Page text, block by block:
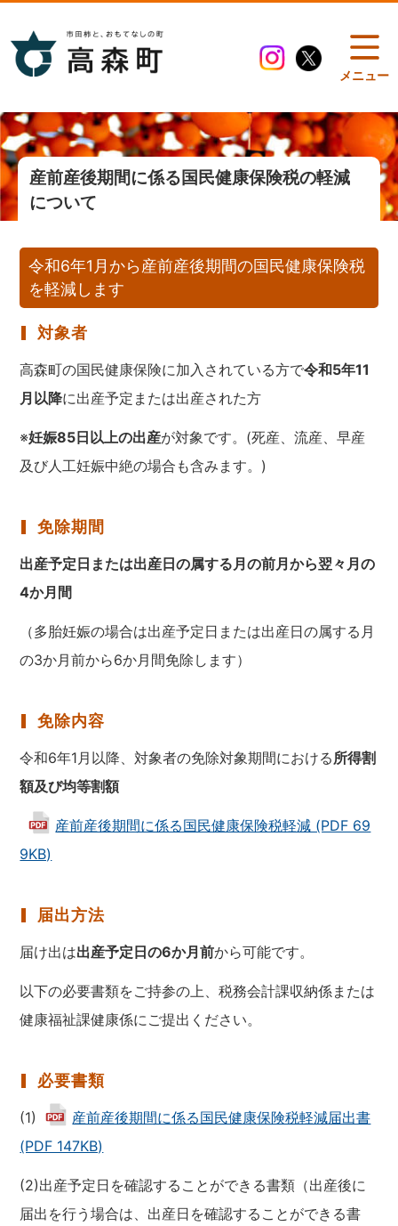
メニュー
産前産後期間に係る国民健康保険税の軽減
について
令和6年1月から産前産後期間の国民健康保険税
を軽減します
対象者
高森町の国民健康保険に加入されている方で令和5年11
月以降に出産予定または出産された方
※妊娠85日以上の出産が対象です。(死産、流産、早産
及び人工妊娠中絶の場合も含みます。)
免除期間
出産予定日または出産日の属する月の前月から翌々月の
4か月間
（多胎妊娠の場合は出産予定日または出産日の属する月
の3か月前から6か月間免除します）
免除内容
令和6年1月以降、対象者の免除対象期間における所得割
額及び均等割額
産前産後期間に係る国民健康保険税軽減 (PDF 69
9KB)
届出方法
届け出は出産予定日の6か月前から可能です。
以下の必要書類をご持参の上、税務会計課収納係または
健康福祉課健康係にご提出ください。
必要書類
(1)
産前産後期間に係る国民健康保険税軽減届出書
(PDF 147KB)
(2)出産予定日を確認することができる書類（出産後に
届出を行う場合は、出産日を確認することができる書